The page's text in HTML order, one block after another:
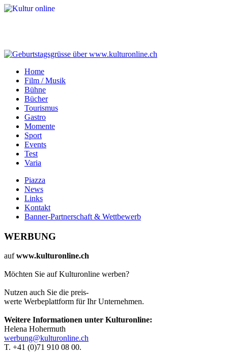
Home
Film / Musik
Bühne
Bücher
Tourismus
Gastro
Momente
Sport
Events
Test
Varia
Piazza
News
Links
Kontakt
Banner-Partnerschaft & Wettbewerb
WERBUNG
aufwww.kulturonline.ch
Möchten Sie auf Kulturonline werben?
Nutzen auch Sie die preis-
werte Werbeplattform für Ihr Unternehmen.
Weitere Informationen unter Kulturonline:
Helena Hohermuth
werbung@kulturonline.ch
T. +41 (0)71 910 08 00.